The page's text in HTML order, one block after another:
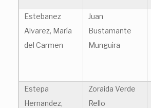
Estebanez
Alvarez, María
del Carmen
Juan
Bustamante
Munguira
Estepa
Hernandez,
Zoraida Verde
Rello